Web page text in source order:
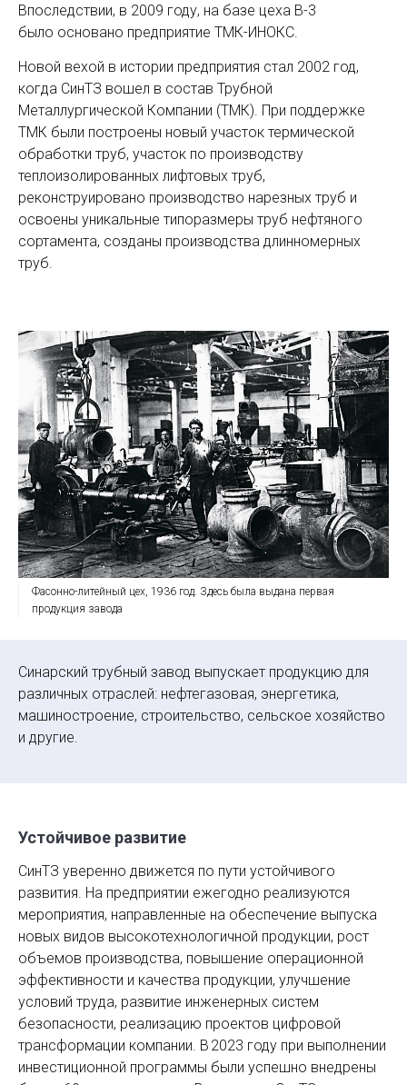
Впоследствии, в 2009 году, на базе цеха В-3
было основано предприятие ТМК-ИНОКС.
Новой вехой в истории предприятия стал 2002 год,
когда СинТЗ вошел в состав Трубной
Металлургической Компании (ТМК). При поддержке
ТМК были построены новый участок термической
обработки труб, участок по производству
теплоизолированных лифтовых труб,
реконструировано производство нарезных труб и
освоены уникальные типоразмеры труб нефтяного
сортамента, созданы производства длинномерных
труб.
Фасонно-литейный цех, 1936 год. Здесь была выдана первая
продукция завода
Синарский трубный завод выпускает продукцию для
различных отраслей: нефтегазовая, энергетика,
машиностроение, строительство, сельское хозяйство
и другие.
Устойчивое развитие
СинТЗ уверенно движется по пути устойчивого
развития. На предприятии ежегодно реализуются
мероприятия, направленные на обеспечение выпуска
новых видов высокотехнологичной продукции, рост
объемов производства, повышение операционной
эффективности и качества продукции, улучшение
условий труда, развитие инженерных систем
безопасности, реализацию проектов цифровой
трансформации компании. В 2023 году при выполнении
инвестиционной программы были успешно внедрены